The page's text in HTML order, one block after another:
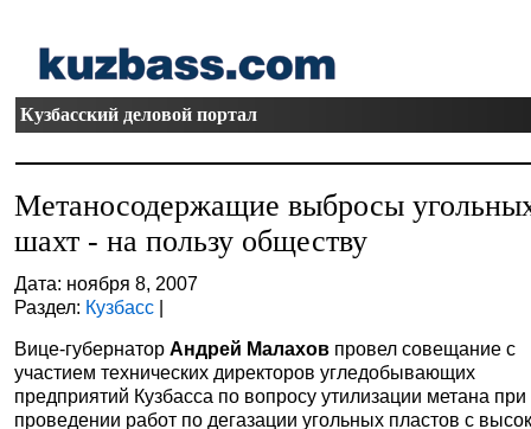
Кузбасский деловой портал
Метаносодержащие выбросы
шахт - на пользу обществу
Дата: ноября 8, 2007
Раздел: Кузбасс |
Вице-губернаторАндрей Малахов провел совещание с
участием технических директоров угледобывающих
предприятий Кузбасса по вопросу утилизации метана при
проведении работ по дегазации угольных пластов с